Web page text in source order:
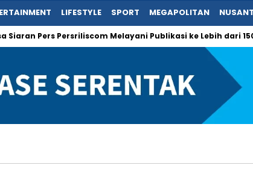
LIFESTYLE SPORT MEGAPOLITAN
Pers Persriliscom Melayani Publikasi ke Lebih dari 150